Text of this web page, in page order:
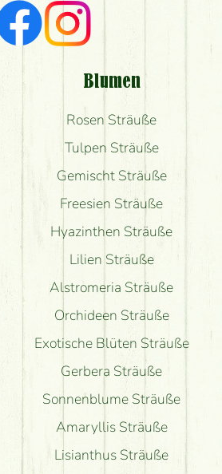
Rosen, hast du welche?
bekomme ich zum
was auf dem Bild zu sehen
Blumen
Rosen Sträuße
Tulpen Sträuße
Gemischt Sträuße
Freesien Sträuße
Hyazinthen Sträuße
Lilien Sträuße
Alstromeria Sträuße
Orchideen Sträuße
Exotische Blüten Sträuße
Gerbera Sträuße
Sonnenblume Sträuße
Amaryllis Sträuße
Lisianthus Sträuße